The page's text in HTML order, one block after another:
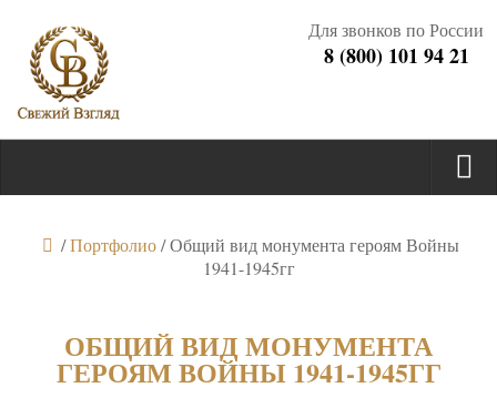
Для звонков по России
8 (800) 101 94 21
/Портфолио /Общий вид монумента героям Войны
1941-1945гг
ОБЩИЙ ВИД МОНУМЕНТА
ГЕРОЯМ ВОЙНЫ 1941-1945ГГ